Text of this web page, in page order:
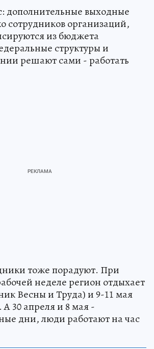
выходные
сотрудников организаций,
из бюджета
структуры и
решают сами - работать
тоже порадуют. При
неделе регион отдыхает
Весны и Труда) и 9-11 мая
30 апреля и 8 мая -
дни, люди работают на час